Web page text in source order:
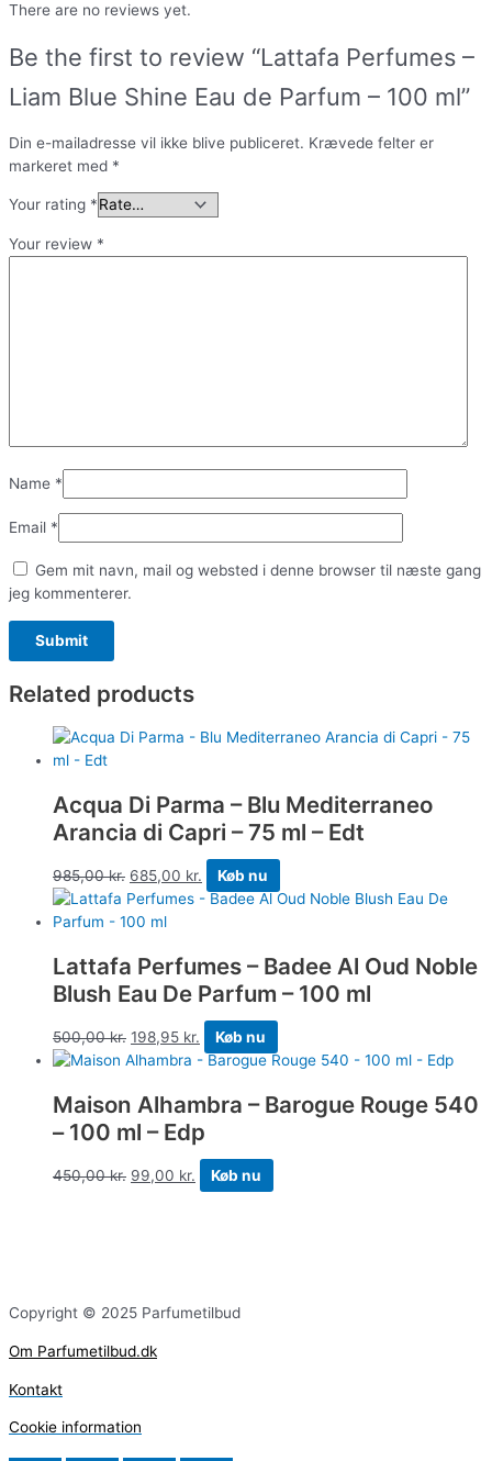
There are no reviews yet.
Be the first to review “Lattafa Perfumes –
Liam Blue Shine Eau de Parfum – 100 ml”
Din e-mailadresse vil ikke blive publiceret. Krævede felter er
markeret med *
Your rating *
Your review *
Name *
Email *
Gem mit navn, mail og websted i denne browser til næste gang
jeg kommenterer.
Related products
Acqua Di Parma – Blu Mediterraneo
Arancia di Capri – 75 ml – Edt
985,00kr. 685,00 kr. Køb nu
Lattafa Perfumes – Badee Al Oud Noble
Blush Eau De Parfum – 100 ml
500,00kr. 198,95 kr. Køb nu
Maison Alhambra – Barogue Rouge 540
– 100 ml – Edp
450,00kr. 99,00 kr. Køb nu
Copyright © 2025 Parfumetilbud
Om Parfumetilbud.dk
Kontakt
Cookie information